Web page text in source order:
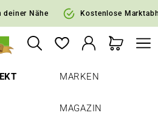
springen
deiner Nähe Kostenlose
MARKEN
MAGAZIN